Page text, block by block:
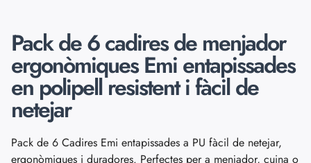
Pack de 6 cadires de menjador
ergonòmiques Emi entapissades
en polipell resistent i fàcil de
netejar
Pack de 6 Cadires Emi entapissades a PU fàcil de netejar,
ergonòmiques i duradores. Perfectes per a menjador, cuina o